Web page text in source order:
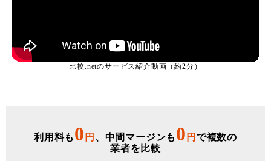
比較.netのサービス紹介動画（約2分）
利用料も 0 円 、中間マージンも 0 円 で複数の
業者を比較